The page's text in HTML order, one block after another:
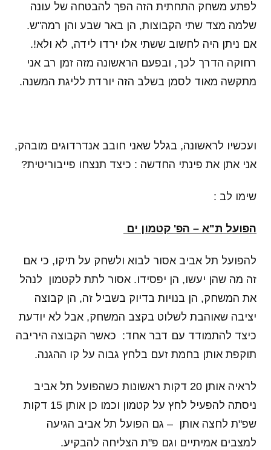
לפתע משחק התחתית הזה הפך להבטחה של עונה
שלמה מצד שתי הקבוצות, הן באר שבע והן רמה"ש.
אם ניתן היה לחשוב ששתי אלו ירדו לידה, לא ולא!.
רחוקה הדרך לכך, ובפעם הראשונה מזה זמן רב אני
מתקשה מאוד לסמן בשלב הזה יורדת לליגת המשנה.
ועכשיו לראשונה, בגלל שאני חובב אנדרדוגים מובהק,
אני אתן את פינתי החדשה : כיצד תנצחו פייבוריטית?
שימו לב :
הפועל ת"א – הפ' קטמון ים
להפועל תל אביב אסור לבוא ולשחק על תיקו, כי אם
זה מה שהן יעשו, הן יפסידו. אסור לתת לקטמון לנהל
את המשחק, הן בנויות בדיוק בשביל זה, הן קבוצה
יציבה שאוהבת לשלוט בקצב המשחק, אבל לא יודעת
כיצד להתמודד עם דבר אחד: כאשר הקבוצה היריבה
תוקפת אותן בחמת זעם בלחץ גבוה על קו ההגנה.
לראיה אותן 20 דקות ראשונות כשהפועל תל אביב
ניסתה להפעיל לחץ על קטמון וכמו כן אותן 15 דקות
שפ"ת לחצה אותן – גם הפועל תל אביב הגיעה
למצבים אמיתיים וגם פ"ת הצליחה להבקיע.